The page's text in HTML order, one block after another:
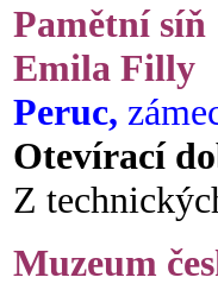
Pamětní síň
Emila Filly
Peruc,
Otevírací
Z
Muzeum